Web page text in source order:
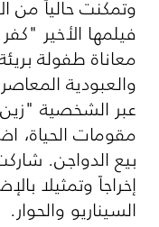
وتمكنت حالياً من
فيلمها الأخير
معاناة طفولة
والعبودية
عبر الشخصية
مقومات الحياة،
بيع الدواجن.
إخراجاً وتمثيلا
السيناريو والحوار.